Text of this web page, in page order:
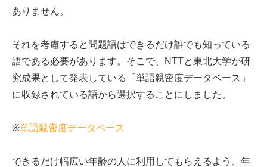
ありません。
それを考慮すると問題語はできるだけ誰でも知っている
語である必要があります。そこで、NTTと東北大学が研
究成果として発表している「単語親密度データベース」
に収録されている語から選択することにしました。
※単語親密度データベース
できるだけ幅広い年齢の人に利用してもらえるよう、年